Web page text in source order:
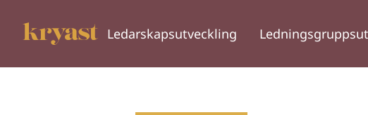
Ledarskapsutveckling